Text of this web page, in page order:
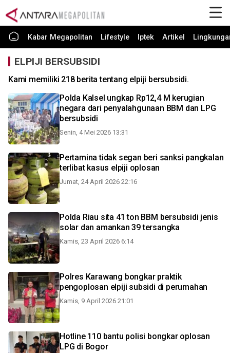
Kabar Megapolitan Lifestyle Iptek Artikel
ELPIJI BERSUBSIDI
Kami memiliki 218 berita tentang elpiji bersubsidi.
Polda Kalsel ungkap Rp12,4 M kerugian
negara dari penyalahgunaan BBM dan LPG
bersubsidi
Senin, 4 Mei 2026 13:31
Pertamina tidak segan beri sanksi pangkalan
terlibat kasus elpiji oplosan
Jumat, 24 April 2026 22:16
Polda Riau sita 41 ton BBM bersubsidi jenis
solar dan amankan 39 tersangka
Kamis, 23 April 2026 6:14
Polres Karawang bongkar praktik
pengoplosan elpiji subsidi di perumahan
Kamis, 9 April 2026 21:01
Hotline 110 bantu polisi bongkar oplosan
LPG di Bogor